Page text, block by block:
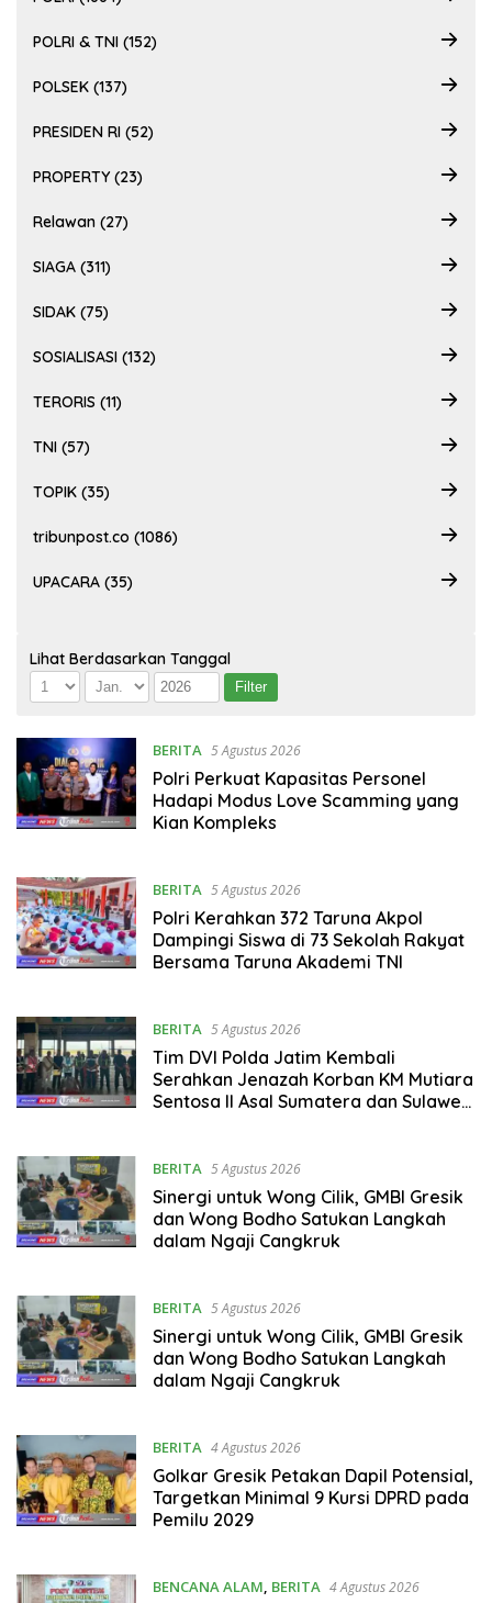
POLRI & TNI (152)
POLSEK (137)
PRESIDEN RI (52)
PROPERTY (23)
Relawan (27)
SIAGA (311)
SIDAK (75)
SOSIALISASI (132)
TERORIS (11)
TNI (57)
TOPIK (35)
tribunpost.co (1086)
UPACARA (35)
Lihat Berdasarkan Tanggal
BERITA 5 Agustus 2026
Polri Perkuat Kapasitas Personel
Hadapi Modus Love Scamming yang
Kian Kompleks
BERITA 5 Agustus 2026
Polri Kerahkan 372 Taruna Akpol
Dampingi Siswa di 73 Sekolah Rakyat
Bersama Taruna Akademi TNI
BERITA 5 Agustus 2026
Tim DVI Polda Jatim Kembali
Serahkan Jenazah Korban KM Mutiara
Sentosa II Asal Sumatera dan Sulawesi
BERITA 5 Agustus 2026
Sinergi untuk Wong Cilik, GMBI Gresik
dan Wong Bodho Satukan Langkah
dalam Ngaji Cangkruk
BERITA 5 Agustus 2026
Sinergi untuk Wong Cilik, GMBI Gresik
dan Wong Bodho Satukan Langkah
dalam Ngaji Cangkruk
BERITA 4 Agustus 2026
Golkar Gresik Petakan Dapil Potensial,
Targetkan Minimal 9 Kursi DPRD pada
Pemilu 2029
BENCANA ALAM, BERITA 4 Agustus 2026